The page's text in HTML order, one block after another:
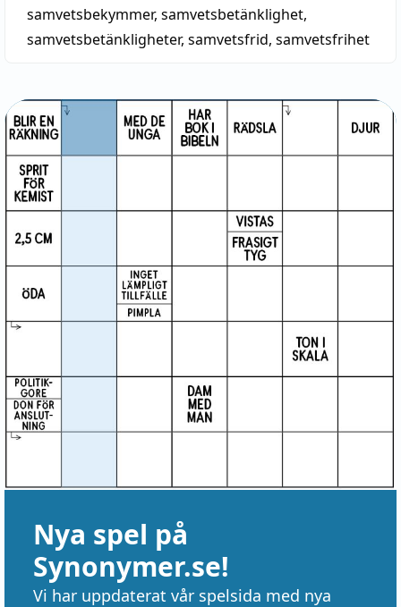
samvetsbekymmer, samvetsbetänklighet,
samvetsbetänkligheter, samvetsfrid, samvetsfrihet
Nya spel på
Synonymer.se!
Vi har uppdaterat vår spelsida med nya